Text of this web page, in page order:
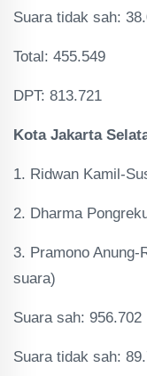
Suara tidak sah:
Total: 455.549
DPT: 813.721
Kota Jakarta
1. Ridwan Kamil-
2. Dharma
3. Pramono Anung-
suara)
Suara sah: 956.702
Suara tidak sah: